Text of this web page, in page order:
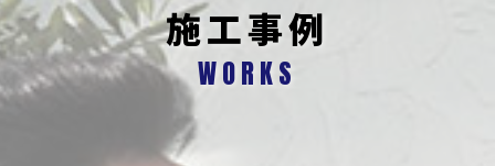
施工事例
WORKS